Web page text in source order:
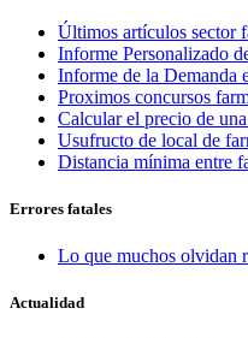
Últimos artículos sector
Informe Personalizado
Informe de la Demanda
Proximos concursos
Calcular el precio de
Usufructo de local de
Distancia mínima entre
Errores fatales
Lo que muchos olvidan
Actualidad